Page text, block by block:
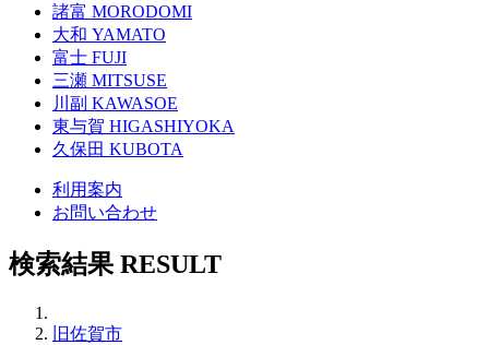
諸富 MORODOMI
大和 YAMATO
富士 FUJI
三瀬 MITSUSE
川副 KAWASOE
東与賀 HIGASHIYOKA
久保田 KUBOTA
利用案内
お問い合わせ
検索結果 RESULT
旧佐賀市